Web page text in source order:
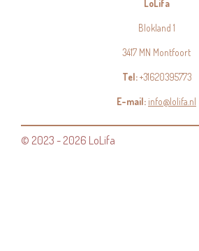
LoLifa
Blokland 1
3417 MN Montfoort
Tel:+31620395773
E-mail:info@lolifa.nl
© 2023 - 2026 LoLifa